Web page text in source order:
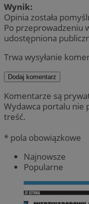
Wynik:
Opinia została
Po przeprowadzeniu
udostępniona
Trwa wysyłanie
Dodaj komentarz
Komentarze są
Wydawca portalu nie
treść.
* pola obowiązkowe
Najnowsze
Popularne